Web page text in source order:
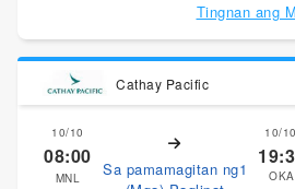
Tingnan ang
Cathay Pacific
10/10
08:00
MNL
Sa pamamagitan ng1
10/10
OKA